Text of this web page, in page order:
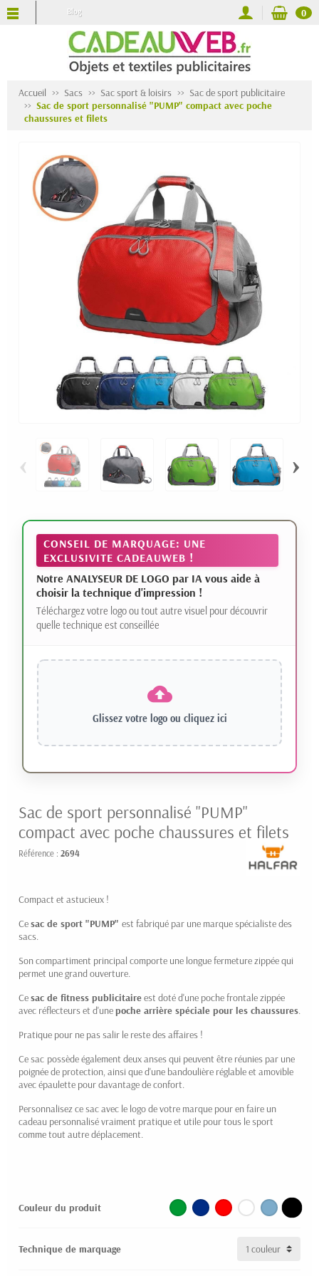
Blog 0
Accueil Sacs Sac sport & loisirs
Sac de sport publicitaire
Sac de sport personnalisé "PUMP" compact avec poche
chaussures et filets
‹ ›
CONSEIL DE MARQUAGE: UNE
EXCLUSIVITE CADEAUWEB !
Notre ANALYSEUR DE LOGO par IA vous aide à
choisir la technique d'impression !
Téléchargez votre logo ou tout autre visuel pour découvrir
quelle technique est conseillée
Glissez votre logo ou cliquez ici
Sac de sport personnalisé "PUMP"
compact avec poche chaussures et filets
Référence : 2694
Compact et astucieux !
Cesac de sport "PUMP" est fabriqué par une marque spécialiste des
sacs.
Son compartiment principal comporte une longue fermeture zippée qui
permet une grand ouverture.
Cesac de fitness publicitaireest doté d'une poche frontale zippée
avec réflecteurs et d'unepoche arrière spéciale pour les chaussures
Pratique pour ne pas salir le reste des affaires !
Ce sac possède également deux anses qui peuvent être réunies par une
poignée de protection, ainsi que d'une bandoulière réglable et amovible
avec épaulette pour davantage de confort.
Personnalisez ce sac avec le logo de votre marque pour en faire un
cadeau personnalisé vraiment pratique et utile pour tous le sport
comme tout autre déplacement.
Couleur du produit
Technique de marquage